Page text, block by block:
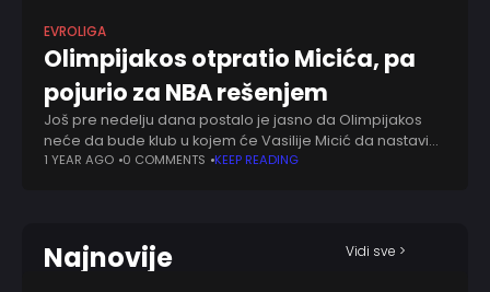
EVROLIGA
Olimpijakos otpratio Micića, pa
pojurio za NBA rešenjem
Još pre nedelju dana postalo je jasno da Olimpijakos
neće da bude klub u kojem će Vasilije Micić da nastavi
karijeru. Jogos Barcokas mora da se okrene drugim
1 YEAR AGO 0 COMMENTS KEEP READING
Najnovije Vidi sve >